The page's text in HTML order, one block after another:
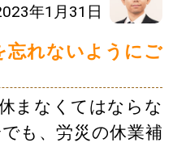
年1月31日
れないようにご
まなくてはならな
も、労災の休業補